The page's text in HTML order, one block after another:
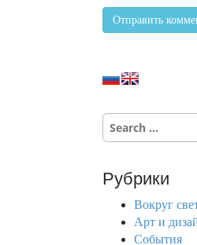
S
e
c
Рубрики
Вокруг
Арт и
События